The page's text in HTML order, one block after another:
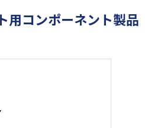
用コンポーネント製品